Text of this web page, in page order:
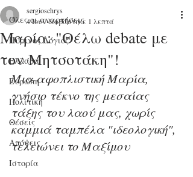
Όλες οι αναρτήσεις
Πύρινος Λόγιος
Ελλάδα
Ευρώπη
Πολιτική
Θέσεις
Απόψεις
Ιστορία
Μαρία: "Θέλω debate με
τον Μητσοτάκη"!
sergioschrys
4 Ιουνδιαβάστηκε 1 λεπτά
Μια αφοπλιστική Μαρία,
γνήσιο τέκνο της μεσαίας
τάξης του λαού μας, χωρίς
καμμιά ταμπέλα "ιδεολογική",
τελειώνει το Μαξίμου